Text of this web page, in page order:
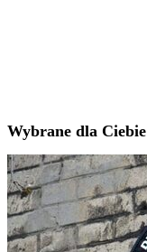
Wybrane dla Ciebie